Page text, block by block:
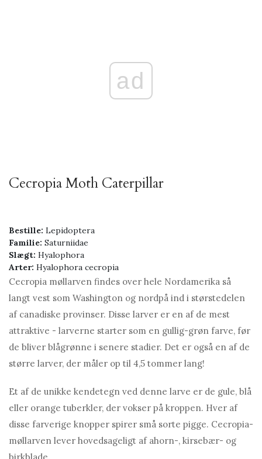
ad
Cecropia Moth Caterpillar
Bestille: Lepidoptera
Familie: Saturniidae
Slægt: Hyalophora
Arter: Hyalophora cecropia
Cecropia møllarven findes over hele Nordamerika så
langt vest som Washington og nordpå ind i størstedelen
af ​​canadiske provinser. Disse larver er en af ​​de mest
attraktive - larverne starter som en gullig-grøn farve, før
de bliver blågrønne i senere stadier. Det er også en af ​​de
større larver, der måler op til 4,5 tommer lang!
Et af de unikke kendetegn ved denne larve er de gule, blå
eller orange tuberkler, der vokser på kroppen. Hver af
disse farverige knopper spirer små sorte pigge. Cecropia-
møllarven lever hovedsageligt af ahorn-, kirsebær- og